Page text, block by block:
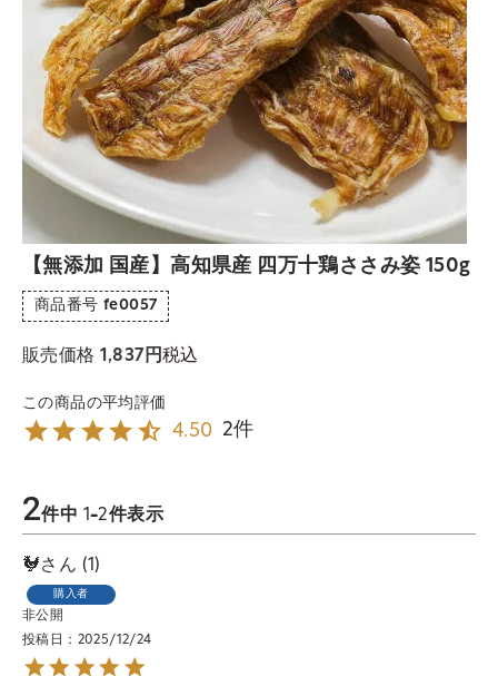
【無添加 国産】高知県産 四万十鶏ささみ姿 150g
商品番号 fe0057
販売価格 1,837 税込
4.50 2
2件中 1-2件表示
🐓 1
購入者
非公開
投稿日
2025/12/24